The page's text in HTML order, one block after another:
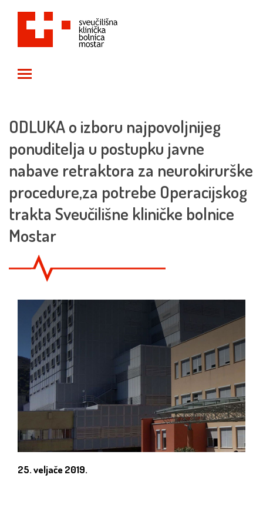
ODLUKA o izboru najpovoljnijeg
ponuditelja u postupku javne
nabave retraktora za neurokirurške
procedure,za potrebe Operacijskog
trakta Sveučilišne kliničke bolnice
Mostar
25. veljače 2019.